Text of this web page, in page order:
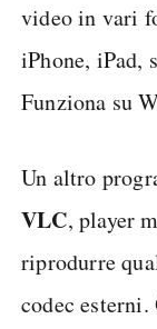
video in vari
iPhone, iPad,
Funziona su
Un altro
VLC, player
riprodurre
codec